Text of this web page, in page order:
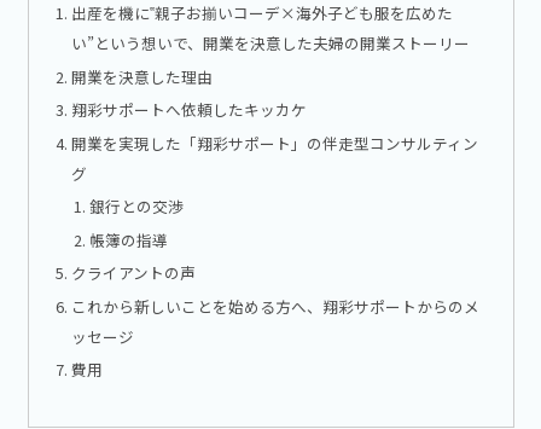
出産を機に‟親子お揃いコーデ×海外子ども服を広めた
い”という想いで、開業を決意した夫婦の開業ストーリー
開業を決意した理由
翔彩サポートへ依頼したキッカケ
開業を実現した「翔彩サポート」の伴走型コンサルティン
グ
銀行との交渉
帳簿の指導
クライアントの声
これから新しいことを始める方へ、翔彩サポートからのメ
ッセージ
費用